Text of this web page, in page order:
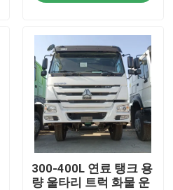
300-400L 연료 탱크 용
량 울타리 트럭 화물 운